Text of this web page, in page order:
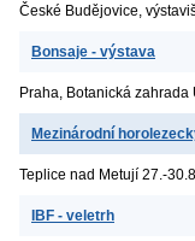
České Budějovice,
Bonsaje - výstava
Praha, Botanická zahrada
Mezinárodní
Teplice nad Metují 27.-30.8.
IBF - veletrh